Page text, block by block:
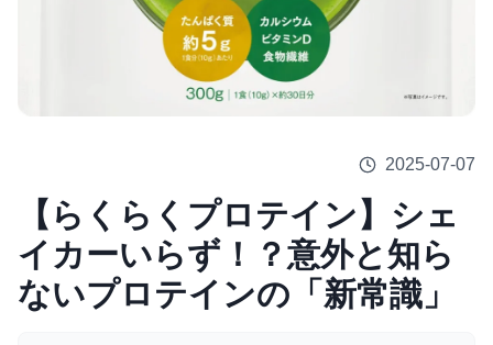
2025-07-07
【らくらくプロテイン】シェ
イカーいらず！？意外と知ら
ないプロテインの「新常識」